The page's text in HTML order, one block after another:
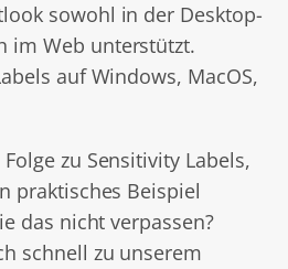
sowohl in der Desktop-
im Web unterstützt.
auf Windows, MacOS,
zu Sensitivity Labels,
praktisches Beispiel
das nicht verpassen?
schnell zu unserem